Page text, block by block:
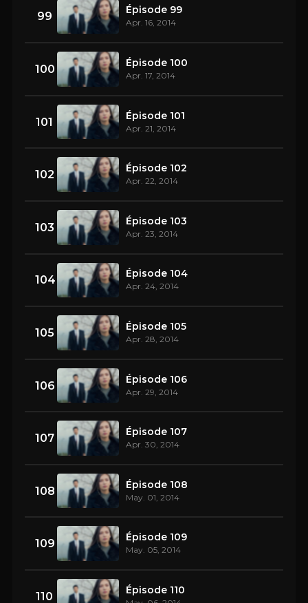
99 Épisode 99
Apr. 16, 2014
100 Épisode 100
Apr. 17, 2014
101 Épisode 101
Apr. 21, 2014
102 Épisode 102
Apr. 22, 2014
103 Épisode 103
Apr. 23, 2014
104 Épisode 104
Apr. 24, 2014
105 Épisode 105
Apr. 28, 2014
106 Épisode 106
Apr. 29, 2014
107 Épisode 107
Apr. 30, 2014
108 Épisode 108
May. 01, 2014
109 Épisode 109
May. 05, 2014
110 Épisode 110